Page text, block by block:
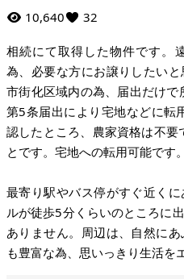
10,640 32
相続にて取得した物件です。
為、必要な方にお譲りしたいと
市街化区域内の為、届出だけ
第5条届出により宅地などに転
認したところ、農家資格は不要
とです。宅地への転用可能です。
最寄り駅やバス停がすぐ近く
ルが徒歩5分くらいのところに
ありません。周辺は、自然に
も豊富な為、思いっきり生活を